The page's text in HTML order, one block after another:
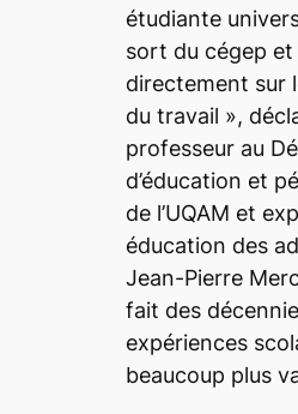
étudiante
sort du cégep et
directement sur
du travail »,
professeur au
d’éducation et
de l’UQAM et
éducation des
Jean-Pierre
fait des
expériences
beaucoup plus